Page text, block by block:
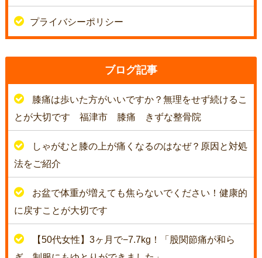
プライバシーポリシー
ブログ記事
膝痛は歩いた方がいいですか？無理をせず続けるこ
とが大切です 福津市 膝痛 きずな整骨院
しゃがむと膝の上が痛くなるのはなぜ？原因と対処
法をご紹介
お盆で体重が増えても焦らないでください！健康的
に戻すことが大切です
【50代女性】3ヶ月で−7.7kg！「股関節痛が和ら